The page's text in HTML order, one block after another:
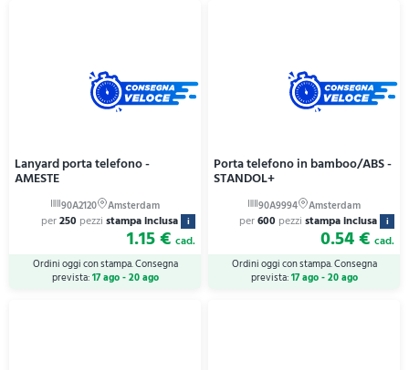
Lanyard porta telefono -
AMESTE
per250 pezzi stampa inclusa i
1.15 € cad.
Ordini oggi con stampa. Consegna
prevista:17 ago - 20 ago
Porta telefono in bamboo/ABS -
STANDOL+
per600 pezzi stampa inclusa i
0.54 € cad.
Ordini oggi con stampa. Consegna
prevista:17 ago - 20 ago